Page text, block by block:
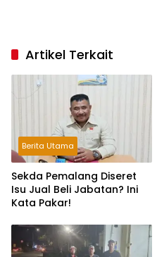
Artikel Terkait
Berita Utama
Sekda Pemalang Diseret
Isu Jual Beli Jabatan? Ini
Kata Pakar!